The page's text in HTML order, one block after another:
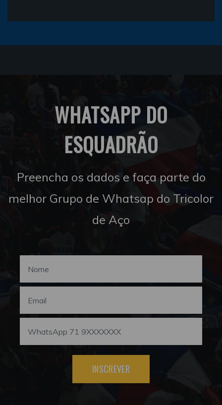
WHATSAPP DO
ESQUADRÃO
Preencha os dados e faça parte do
melhor Grupo de Whatsap do Tricolor
de Aço
INSCREVER